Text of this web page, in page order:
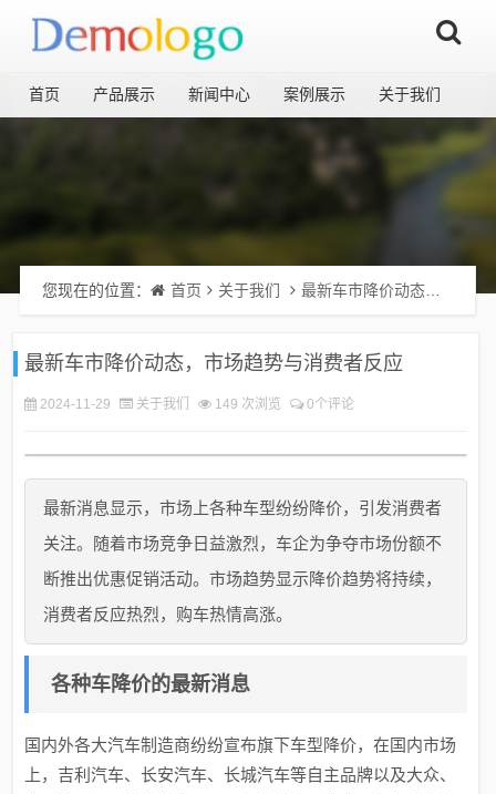
首页 产品展示 新闻中心 案例展示 关于我们
您现在的位置： 首页 关于我们 最新车市降价动态，市场趋势与消费者反应
最新车市降价动态，市场趋势与消费者反应
2024-11-29 关于我们 149 次浏览 0个评论
最新消息显示，市场上各种车型纷纷降价，引发消费者
关注。随着市场竞争日益激烈，车企为争夺市场份额不
断推出优惠促销活动。市场趋势显示降价趋势将持续，
消费者反应热烈，购车热情高涨。
各种车降价的最新消息
国内外各大汽车制造商纷纷宣布旗下车型降价，在国内市场
上，吉利汽车、长安汽车、长城汽车等自主品牌以及大众、